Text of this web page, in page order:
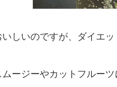
しいのですが、ダイエ
ージーやカットフルー